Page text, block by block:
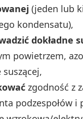
(jeden lub
kondensatu),
dokładne
powietrzem,
zgodność z
podzespołów i